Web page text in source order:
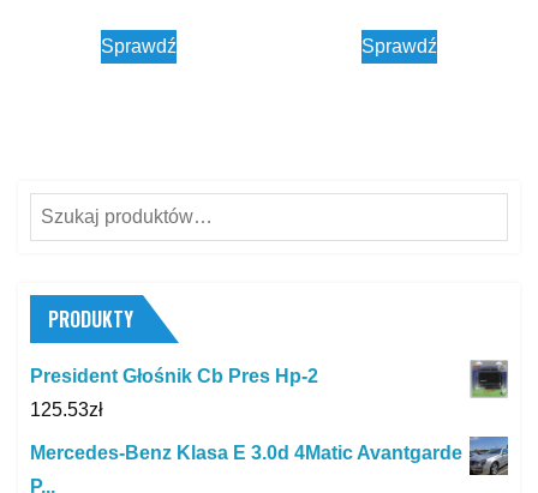
Sprawdź Sprawdź
Szukaj:
PRODUKTY
President Głośnik Cb Pres Hp-2
125.53zł
Mercedes-Benz Klasa E 3.0d 4Matic Avantgarde
P...